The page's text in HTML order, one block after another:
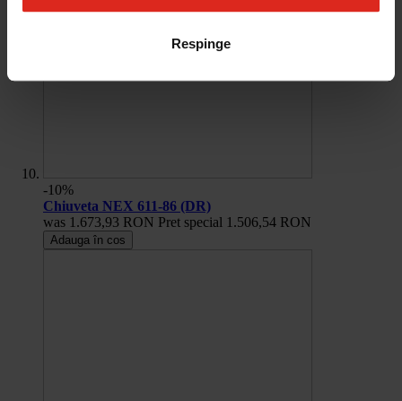
Respinge
-10%
Chiuveta NEX 611-86 (DR)
was 1.673,93 RON Pret special 1.506,54 RON
Adauga în cos